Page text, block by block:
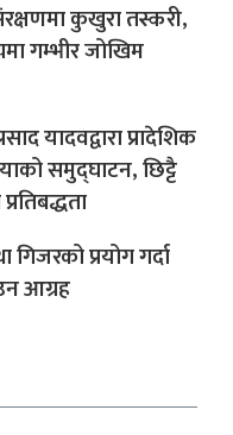
कुखुरा तस्करी,
गम्भीर जोखिम
यादवद्वारा प्रादेशिक
समुद्घाटन, छिट्टै
गिजरको प्रयोग गर्दा
आग्रह